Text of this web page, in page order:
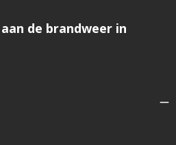
de brandweer in